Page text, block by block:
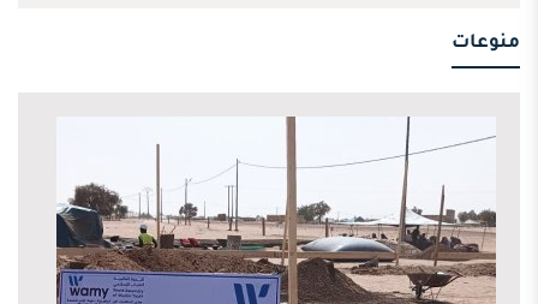
منوعات